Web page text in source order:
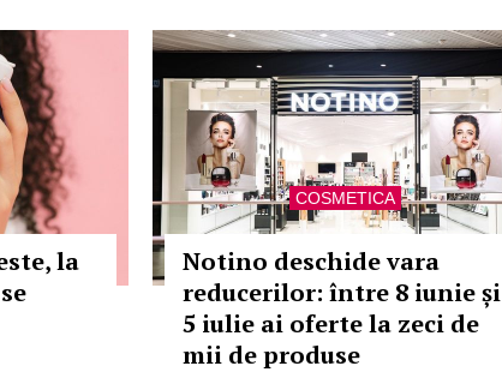
la
COSMETICA
Notino deschide vara
reducerilor: între 8 iunie și
5 iulie ai oferte la zeci de
mii de produse